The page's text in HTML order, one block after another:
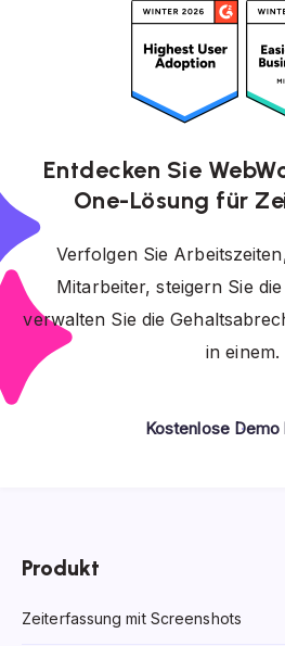
Entdecken Sie
One-Lösung für
Verfolgen Sie
Mitarbeiter, steigern Sie
verwalten Sie die
in einem.
Kostenlose Demo
Produkt
Zeiterfassung mit Screenshots